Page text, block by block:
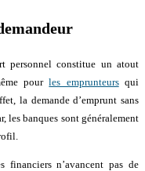
personnel constitue un atout
pourles emprunteursqui
la demande d’emprunt sans
les banques sont généralement
n’avancent pas de